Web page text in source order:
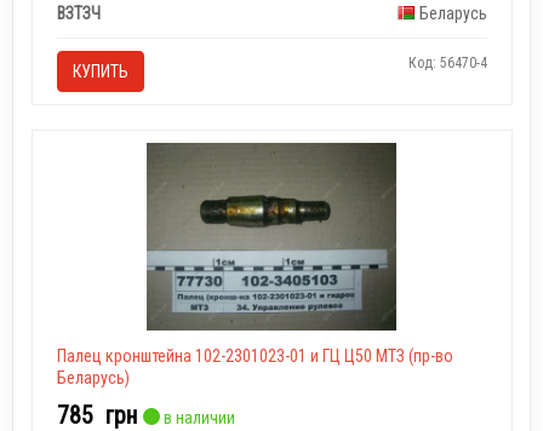
ВЗТЗЧ
Беларусь
КУПИТЬ Код: 56470-4
Палец кронштейна 102-2301023-01 и ГЦ Ц50 МТЗ (пр-во
Беларусь)
785 грн
в наличии